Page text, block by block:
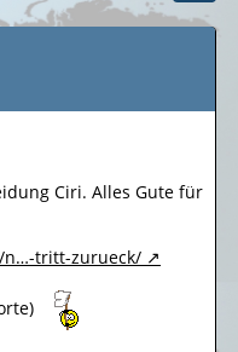
Ciri. Alles Gute für
n…-tritt-zurueck/